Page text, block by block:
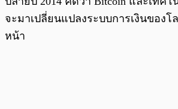
จะมาเปลี่ยนแปลงระบบการเงินของโ
หน้า